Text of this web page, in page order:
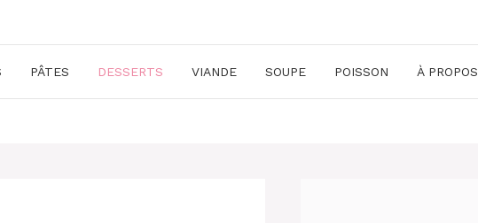
PÂTES DESSERTS VIANDE SOUPE POISSON À PROPOS